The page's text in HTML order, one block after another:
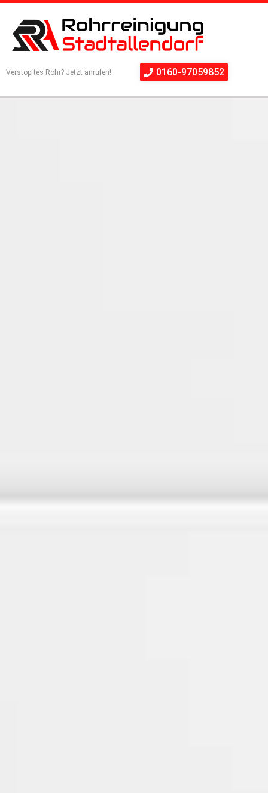
Verstopftes Rohr? Jetzt anrufen! 0160-97059852